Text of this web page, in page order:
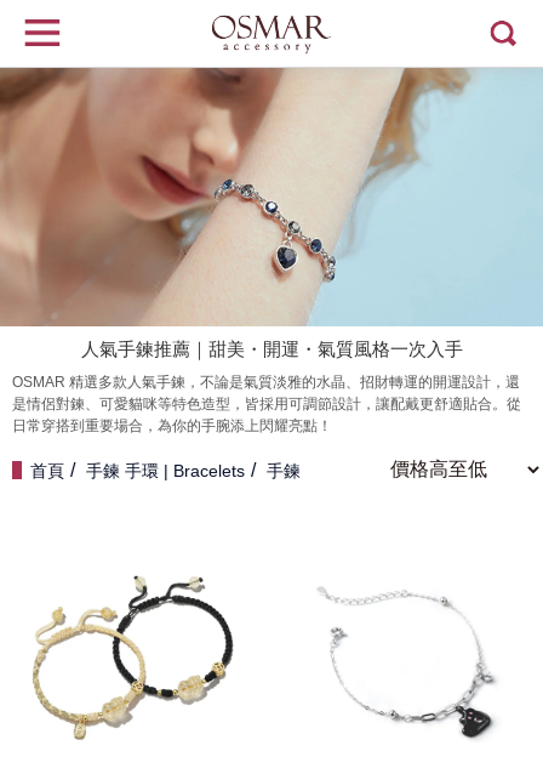
人氣手鍊推薦｜甜美・開運・氣質風格一次入手
OSMAR 精選多款人氣手鍊，不論是氣質淡雅的水晶、招財轉運的開運設計，還
是情侶對鍊、可愛貓咪等特色造型，皆採用可調節設計，讓配戴更舒適貼合。從
日常穿搭到重要場合，為你的手腕添上閃耀亮點！
首頁 手鍊 手環 | Bracelets 手鍊